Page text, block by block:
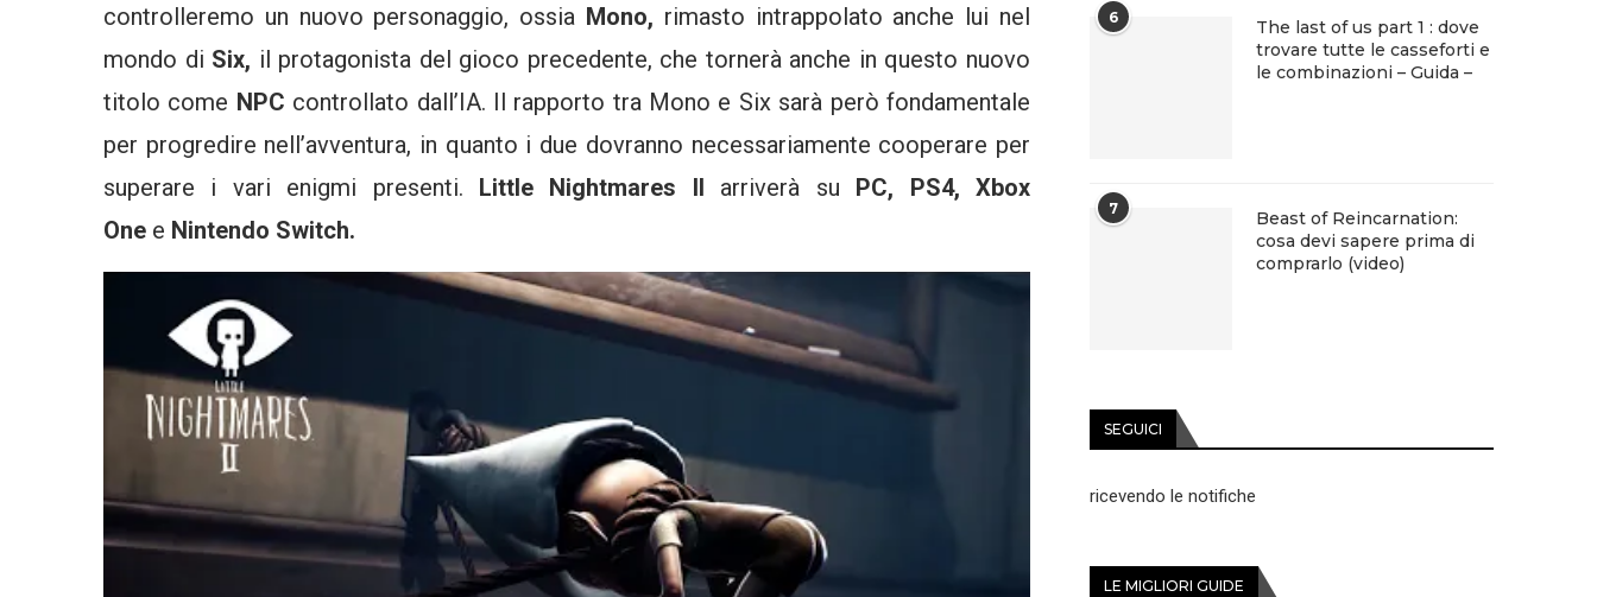
controlleremo un nuovo personaggio, ossia Mono, rimasto intrappolato anche lui nel
mondo di Six, il protagonista del gioco precedente, che tornerà anche in questo nuovo
titolo come NPC controllato dall’IA. Il rapporto tra Mono e Six sarà però fondamentale
per progredire nell’avventura, in quanto i due dovranno necessariamente cooperare per
superare i vari enigmi presenti. Little Nightmares II arriverà su PC, PS4, Xbox
One e Nintendo Switch.
6
The last of us part 1 : dove
trovare tutte le casseforti e
le combinazioni – Guida –
7
Beast of Reincarnation:
cosa devi sapere prima di
comprarlo (video)
SEGUICI
ricevendo le notifiche
LE MIGLIORI GUIDE